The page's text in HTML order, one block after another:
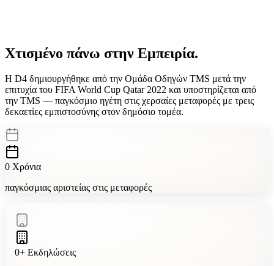
Χτισμένο πάνω στην Εμπειρία.
Η D4 δημιουργήθηκε από την Ομάδα Οδηγών TMS μετά την
επιτυχία του FIFA World Cup Qatar 2022 και υποστηρίζεται από
την TMS — παγκόσμιο ηγέτη στις χερσαίες μεταφορές με τρεις
δεκαετίες εμπιστοσύνης στον δημόσιο τομέα.
0 Χρόνια
παγκόσμιας αριστείας στις μεταφορές
0+ Εκδηλώσεις